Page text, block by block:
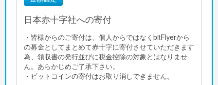
日本赤十字社への寄付
・皆様からのご寄付は、個人からではなくbitFlyerから
の募金としてまとめて赤十字に寄付させていただきます
為、領収書の発行並びに税金控除の対象とはなりませ
ん。あらかじめご了承下さい。
・ビットコインの寄付はお取り消しできません。